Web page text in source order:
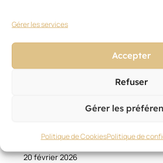
Gérer les services
Accepter
Refuser
Gérer les
Politique de CookiesPolitique de
NOUVEAUTÉS PRODUITS, SOIN
20 février 2026